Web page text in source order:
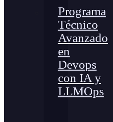
Programa
Técnico
Avanzado
en
Devops
con IA y
LLMOps